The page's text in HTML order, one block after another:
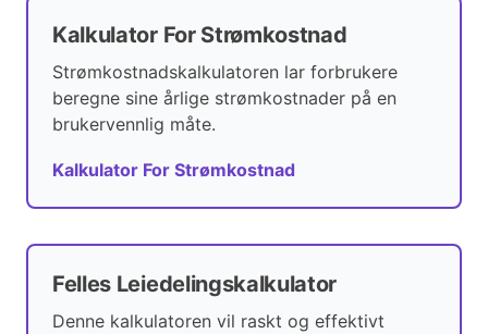
Kalkulator For Strømkostnad
Strømkostnadskalkulatoren lar forbrukere
beregne sine årlige strømkostnader på en
brukervennlig måte.
Kalkulator For Strømkostnad
Felles Leiedelingskalkulator
Denne kalkulatoren vil raskt og effektivt